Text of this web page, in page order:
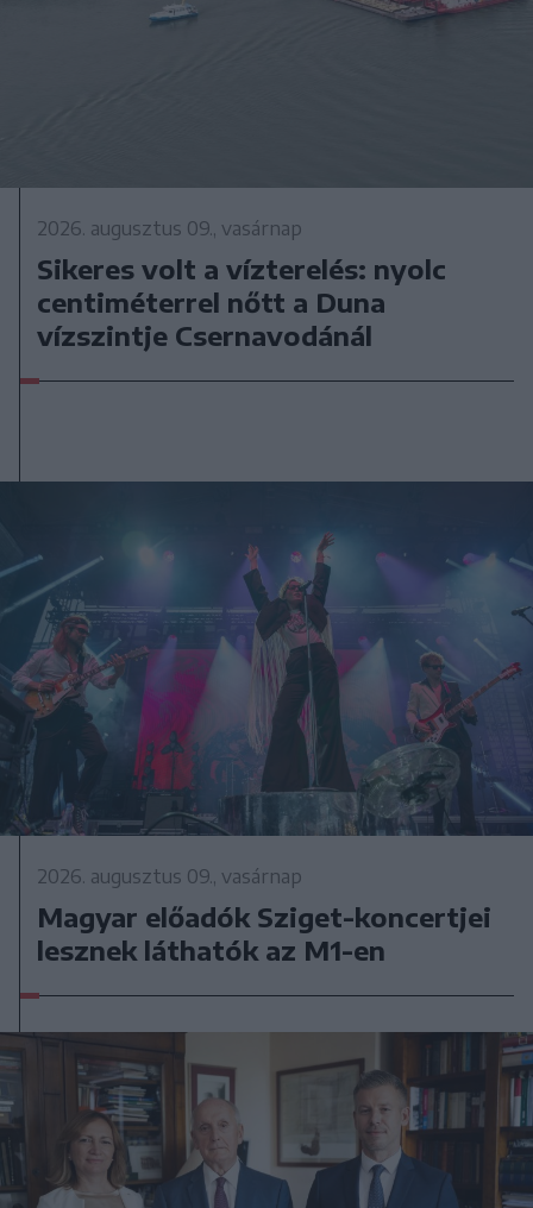
2026. augusztus 09., vasárnap
Sikeres volt a vízterelés: nyolc
centiméterrel nőtt a Duna
vízszintje Csernavodánál
2026. augusztus 09., vasárnap
Magyar előadók Sziget-koncertjei
lesznek láthatók az M1-en